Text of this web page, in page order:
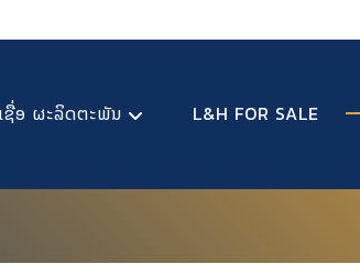
ຊື່ອ ຜະລິດຕະພັນ L&H FOR SALE